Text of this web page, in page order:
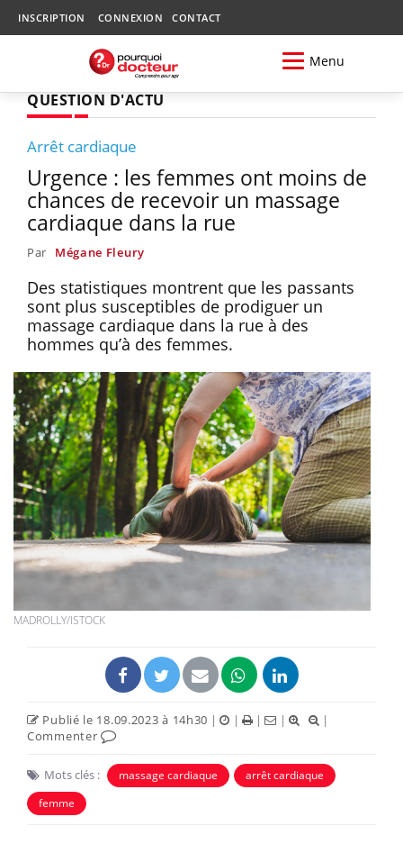
INSCRIPTION CONNEXION CONTACT
Menu
QUESTION D'ACTU
Arrêt cardiaque
Urgence : les femmes ont moins de
chances de recevoir un massage
cardiaque dans la rue
Par Mégane Fleury
Des statistiques montrent que les passants
sont plus susceptibles de prodiguer un
massage cardiaque dans la rue à des
hommes qu’à des femmes.
MADROLLY/ISTOCK
Publié le 18.09.2023 à 14h30 | | | |
|
Commenter
Mots clés : massage cardiaque
arrêt cardiaque
femme